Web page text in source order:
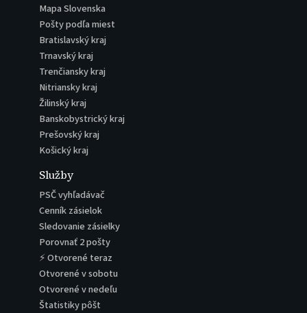
Mapa Slovenska
Pošty podľa miest
Bratislavský kraj
Trnavský kraj
Trenčiansky kraj
Nitriansky kraj
Žilinský kraj
Banskobystrický kraj
Prešovský kraj
Košický kraj
Služby
PSČ vyhľadávač
Cenník zásielok
Sledovanie zásielky
Porovnať 2 pošty
⚡ Otvorené teraz
Otvorené v sobotu
Otvorené v nedeľu
Štatistiky pôšt